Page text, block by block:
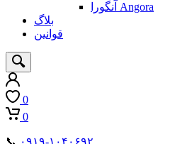
آنگورا Angora
بلاگ
قوانین
0
0
📞 ۰۹۱۹-۱۰۴۰۶۹۲